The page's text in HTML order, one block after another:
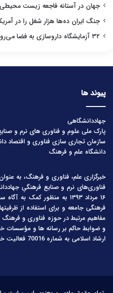
جهان در آستانه فاجعه زیست
جنگ ایران ده‌ها هزار شغل را در
۳۲ آزمایشگاه داروسازی به فضا می‌روند
پیوند ها
جهاددانشگاهی
پارک ملی علوم و فناوری های نرم و
سازمان تجاری سازی فناوری و اقتصاد
دانشگاه علم و فرهنگ
خبرگزاری علم، فناوری و فرهنگ، به
فناوری‌های نرم و صنایع فرهنگیِ
۱۶ مرداد ۱۳۹۳ به منظور کمک
فرهنگی جامعه و برای استفاده از
مفاهیم مرتبط در حوزه فناوری و
و ضوابط حاکم بر رسانه ها و مؤسسات
ارشاد اسلامی به شماره 70016 فعالیت خود را آغاز کرده است.